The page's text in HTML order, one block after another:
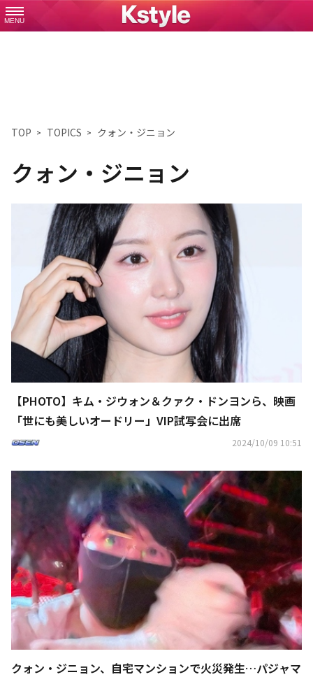
MENU
TOP TOPICS クォン・ジニョン
クォン・ジニョン
【PHOTO】キム・ジウォン＆クァク・ドンヨンら、映画
「世にも美しいオードリー」VIP試写会に出席
2024/10/09 10:51
クォン・ジニョン、自宅マンションで火災発生…パジャマ